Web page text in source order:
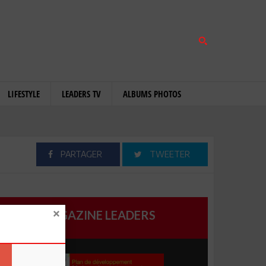
LIFESTYLE LEADERS TV ALBUMS PHOTOS
PARTAGER TWEETER
MAGAZINE LEADERS